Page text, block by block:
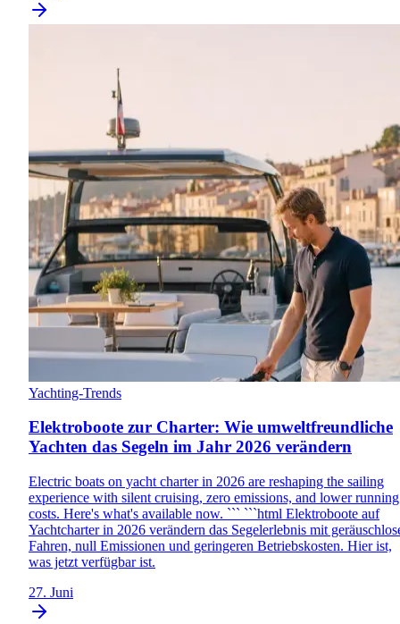
Yachting-Trends
Elektroboote zur Charter: Wie umweltfreundliche
Yachten das Segeln im Jahr 2026 verändern
Electric boats on yacht charter in 2026 are reshaping the sailing
experience with silent cruising, zero emissions, and lower running
costs. Here's what's available now. ``` ```html Elektroboote auf
Yachtcharter in 2026 verändern das Segelerlebnis mit
Fahren, null Emissionen und geringeren Betriebskosten. Hier ist,
was jetzt verfügbar ist.
27. Juni